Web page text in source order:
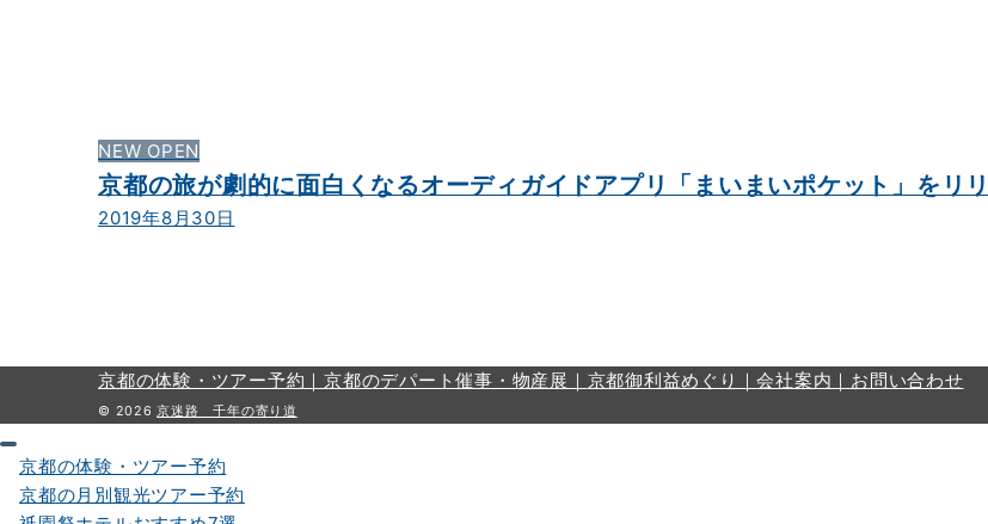
NEW OPEN
京都の旅が劇的に面白くなるオーディガイドアプリ「まいまいポケット」をリリ
2019年8月30日
京都の体験・ツアー予約｜ 京都のデパート催事・物産展｜ 京都御利益めぐり｜会社案内｜ お問い合わせ
© 2026京迷路 千年の寄り道
京都の体験・ツアー予約
京都の月別観光ツアー予約